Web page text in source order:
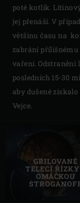
poté kotlík.
jej přenáší. V
většinu času na
zabrání
vaření.
posledních 15-30
aby dušené
Vejce.
GRILOVANÉ
TELECÍ ŘÍZKY
OMÁČKOU